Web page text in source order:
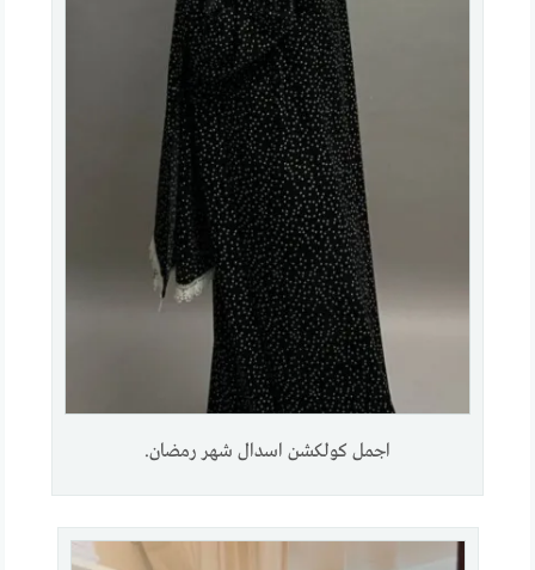
اجمل كولكشن اسدال شهر رمضان.